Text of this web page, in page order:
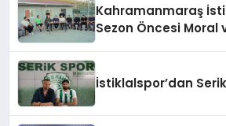
Kahramanmaraş
Sezon Öncesi Moral
İstiklalspor’dan